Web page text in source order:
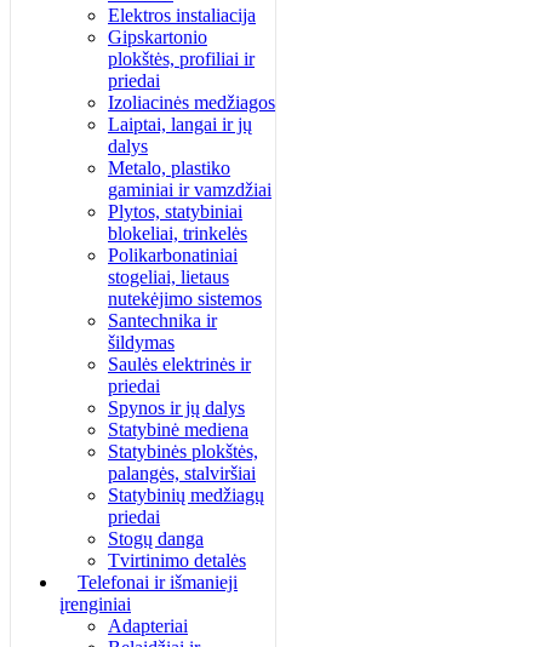
Elektros instaliacija
Gipskartonio
plokštės, profiliai ir
priedai
Izoliacinės medžiagos
Laiptai, langai ir jų
dalys
Metalo, plastiko
gaminiai ir vamzdžiai
Plytos, statybiniai
blokeliai, trinkelės
Polikarbonatiniai
stogeliai, lietaus
nutekėjimo sistemos
Santechnika ir
šildymas
Saulės elektrinės ir
priedai
Spynos ir jų dalys
Statybinė mediena
Statybinės plokštės,
palangės, stalviršiai
Statybinių medžiagų
priedai
Stogų danga
Tvirtinimo detalės
Telefonai ir išmanieji
įrenginiai
Adapteriai